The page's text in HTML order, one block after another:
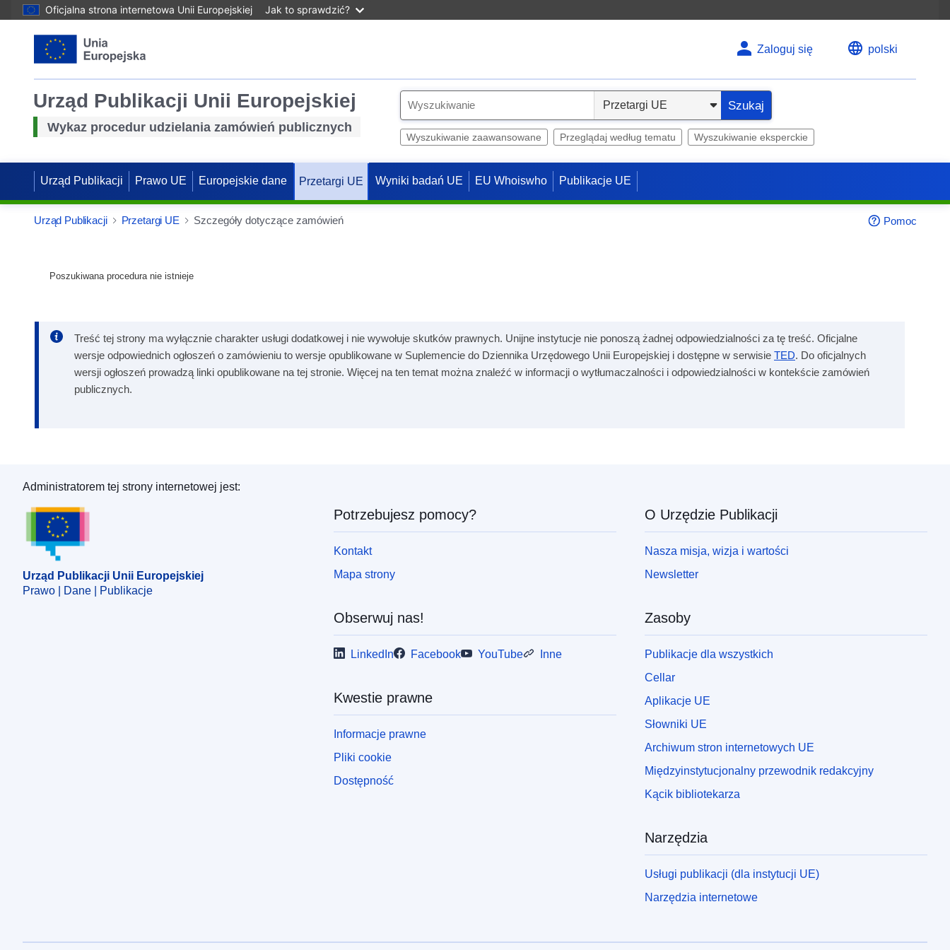
Oficjalna strona internetowa Unii Europejskiej Jak to sprawdzić?
Zaloguj się polski
Urząd Publikacji Unii Europejskiej
Wykaz procedur udzielania zamówień publicznych
e
Szukaj
Wyszukiwanie zaawansowane Przeglądaj według tematu Wyszukiwanie eksperckie
Urząd Publikacji Prawo UE Europejskie dane Przetargi UE Wyniki badań UE EU Whoiswho Publikacje UE
Urząd Publikacji Przetargi UE Szczegóły dotyczące zamówień Pomoc
Poszukiwana procedura nie istnieje
Treść tej strony ma wyłącznie charakter usługi dodatkowej i nie wywołuje skutków prawnych. Unijne instytucje nie ponoszą żadnej odpowiedzialności za tę treść. Oficjalne
wersje odpowiednich ogłoszeń o zamówieniu to wersje opublikowane w Suplemencie do Dziennika Urzędowego Unii Europejskiej i dostępne w serwisie TED. Do oficjalnych
wersji ogłoszeń prowadzą linki opublikowane na tej stronie. Więcej na ten temat można znaleźć w informacji o wytłumaczalności i odpowiedzialności w kontekście zamówień
publicznych.
Urząd Publikacji Unii Europejskiej
Administratorem tej strony internetowej jest:
Urząd Publikacji Unii Europejskiej
Prawo | Dane | Publikacje
Potrzebujesz pomocy?
Kontakt
Mapa strony
Obserwuj nas!
LinkedIn Facebook YouTube Inne
Kwestie prawne
Informacje prawne
Pliki cookie
Dostępność
O Urzędzie Publikacji
Nasza misja, wizja i wartości
Newsletter
Zasoby
Publikacje dla wszystkich
Cellar
Aplikacje UE
Słowniki UE
Archiwum stron internetowych UE
Międzyinstytucjonalny przewodnik redakcyjny
Kącik bibliotekarza
Narzędzia
Usługi publikacji (dla instytucji UE)
Narzędzia internetowe